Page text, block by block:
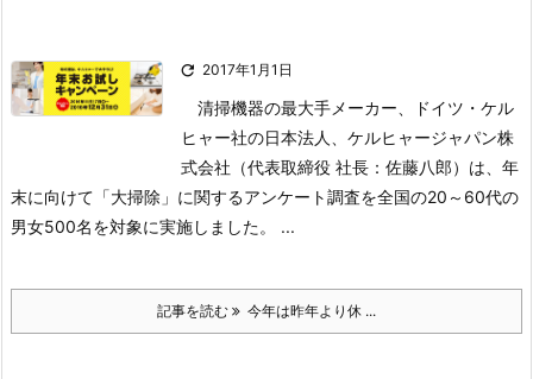
 2017年1月1日
清掃機器の最大手メーカー、ドイツ・ケル
ヒャー社の日本法人、ケルヒャージャパン株
式会社（代表取締役 社長：佐藤八郎）は、年
末に向けて「大掃除」に関するアンケート調査を全国の20～60代の
男女500名を対象に実施しました。
...
記事を読む 今年は昨年より休 ...